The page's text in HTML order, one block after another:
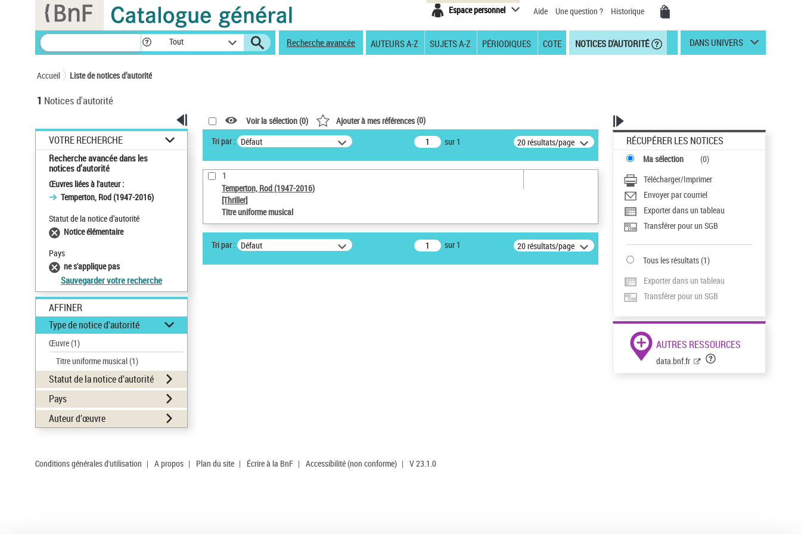
Espace personnel Aide Une question ? Historique
Tout Recherche avancée AUTEURS A-Z SUJETS A-Z PÉRIODIQUES COTE NOTICES D'AUTORITÉ DANS UNIVERS
Accueil Liste de notices d’autorité
1 Notices d'autorité
VOTRE RECHERCHE
Recherche avancée dans les
notices d’autorité
Œuvres liées à l'auteur :
Temperton, Rod (1947-2016)
Statut de la notice d’autorité
Notice élémentaire
Pays
ne s'applique pas
Sauvegarder votre recherche
AFFINER
Type de notice d'autorité
Œuvre(1)
Titre uniforme musical(1)
Statut de la notice d’autorité
Pays
Auteur d’œuvre
Voir la sélection (0) Ajouter à mes références(0)
Tri par : Défaut sur 1 20 résultats/page
1
Temperton, Rod (1947-2016)
[Thriller]
Titre uniforme musical
Tri par : Défaut sur 1 20 résultats/page
RÉCUPÉRER LES NOTICES
Ma sélection (0)
Télécharger/Imprimer
Envoyer par courriel
Exporter dans un tableau
Transférer pour un SGB
Tous les résultats(1)
Exporter dans un tableau
Transférer pour un SGB
AUTRES RESSOURCES
data.bnf.fr
Conditions générales d'utilisation | A propos | Plan du site | Écrire à la BnF | Accessibilité (non conforme) | V 23.1.0
Panneau de gestion des cookies